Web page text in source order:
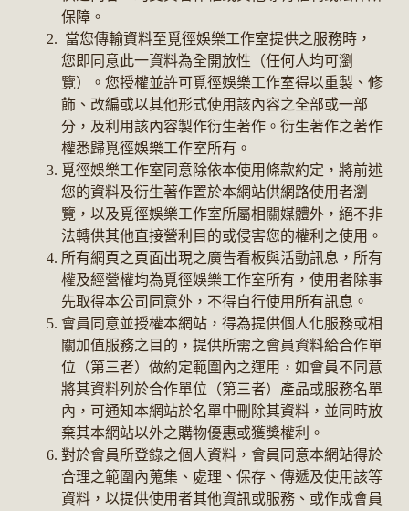
保障。
當您傳輸資料至覓徑娛樂工作室提供之服務時，
您即同意此一資料為全開放性（任何人均可瀏
覽）。您授權並許可覓徑娛樂工作室得以重製、修
飾、改編或以其他形式使用該內容之全部或一部
分，及利用該內容製作衍生著作。衍生著作之著作
權悉歸覓徑娛樂工作室所有。
覓徑娛樂工作室同意除依本使用條款約定，將前述
您的資料及衍生著作置於本網站供網路使用者瀏
覽，以及覓徑娛樂工作室所屬相關媒體外，絕不非
法轉供其他直接營利目的或侵害您的權利之使用。
所有網頁之頁面出現之廣告看板與活動訊息，所有
權及經營權均為覓徑娛樂工作室所有，使用者除事
先取得本公司同意外，不得自行使用所有訊息。
會員同意並授權本網站，得為提供個人化服務或相
關加值服務之目的，提供所需之會員資料給合作單
位（第三者）做約定範圍內之運用，如會員不同意
將其資料列於合作單位（第三者）產品或服務名單
內，可通知本網站於名單中刪除其資料，並同時放
棄其本網站以外之購物優惠或獲獎權利。
對於會員所登錄之個人資料，會員同意本網站得於
合理之範圍內蒐集、處理、保存、傳遞及使用該等
資料，以提供使用者其他資訊或服務、或作成會員